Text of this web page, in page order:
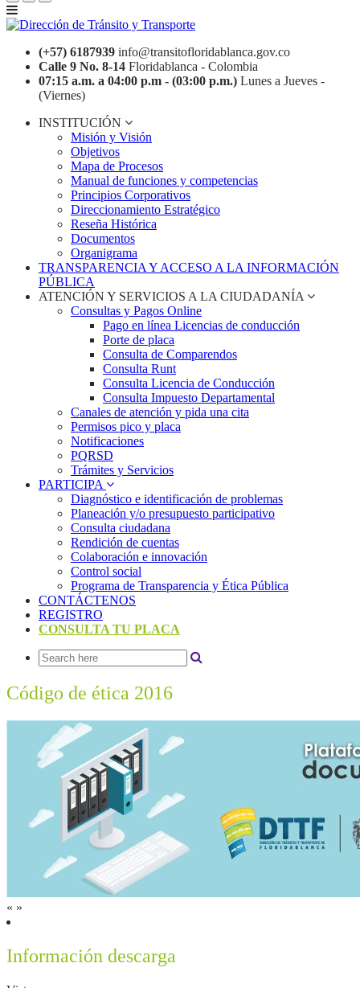
(+57) 6187939 info@transitofloridablanca.gov.co
Calle 9 No. 8-14 Floridablanca - Colombia
07:15 a.m. a 04:00 p.m - (03:00 p.m.) Lunes a Jueves -
(Viernes)
INSTITUCIÓN
Misión y Visión
Objetivos
Mapa de Procesos
Manual de funciones y competencias
Principios Corporativos
Direccionamiento Estratégico
Reseña Histórica
Documentos
Organigrama
TRANSPARENCIA Y ACCESO A LA INFORMACIÓN
PÚBLICA
ATENCIÓN Y SERVICIOS A LA CIUDADANÍA
Consultas y Pagos Online
Pago en línea Licencias de conducción
Porte de placa
Consulta de Comparendos
Consulta Runt
Consulta Licencia de Conducción
Consulta Impuesto Departamental
Canales de atención y pida una cita
Permisos pico y placa
Notificaciones
PQRSD
Trámites y Servicios
PARTICIPA
Diagnóstico e identificación de problemas
Planeación y/o presupuesto participativo​
Consulta ciudadana
Rendición de cuentas
Colaboración e innovación
Control social
Programa de Transparencia y Ética Pública
CONTÁCTENOS
REGISTRO
CONSULTA TU PLACA
Código de ética 2016
« »
Información descarga